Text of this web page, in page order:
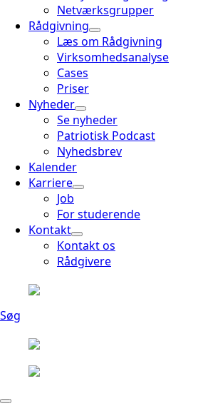
Netværksgrupper
Rådgivning
Læs om Rådgivning
Virksomhedsanalyse
Cases
Priser
Nyheder
Se nyheder
Patriotisk Podcast
Nyhedsbrev
Kalender
Karriere
Job
For studerende
Kontakt
Kontakt os
Rådgivere
Søg